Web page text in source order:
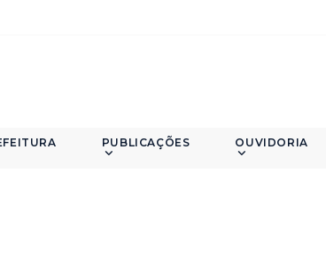
PUBLICAÇÕES OUVIDORIA